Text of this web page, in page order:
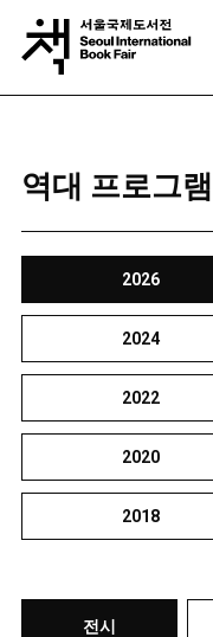
역대 프로그램
2026
2024
2022
2020
2018
전시